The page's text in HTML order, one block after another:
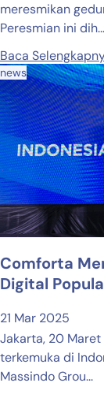
meresmikan
Peresmian ini dih...
Baca
news
Comforta
Digital
21 Mar 2025
Jakarta, 20
terkemuka di
Massindo Grou...